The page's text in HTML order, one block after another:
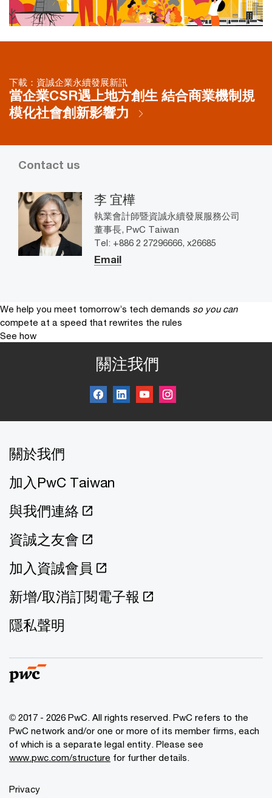
下載：資誠企業永續發展新訊
當企業CSR遇上地方創生 結合商業機制規
模化社會創新影響力
Contact us
李 宜樺
執業會計師暨資誠永續發展服務公司
董事長, PwC Taiwan
Tel: +886 2 27296666, x26685
Email
We help you meet tomorrow’s tech demands so you can
compete at a speed that rewrites the rules
See how
關注我們
關於我們
加入PwC Taiwan
與我們連絡
資誠之友會
加入資誠會員
新增/取消訂閱電子報
隱私聲明
© 2017 - 2026 PwC. All rights reserved. PwC refers to the
PwC network and/or one or more of its member firms, each
of which is a separate legal entity. Please see
www.pwc.com/structure for further details.
Privacy